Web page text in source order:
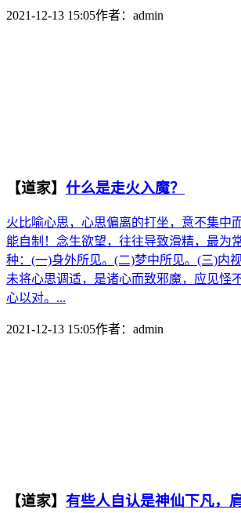
2021-12-13 15:05作者： admin
【道家】 什么是走火入魔？
火比喻心思，心思偏离的打坐，意不集中
能自制！念生欲望，往往导致滑精，最为
种：(一)身外所见。(二)梦中所见。(三)内
未将心思调适，是诸心而致邪魔，应见怪
心以对。...
2021-12-13 15:05作者： admin
【道家】 有些人自认是神仙下凡，